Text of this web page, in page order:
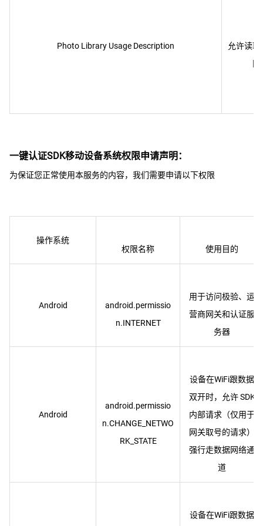
Photo Library Usage Description
允许读取
一键认证SDK移动设备系统权限申请声明：
为保证您正常使用本服务的内容，我们需要申请以下权限
操作系统
Android
android.permissio
n.INTERNET
用于访问极验、运
营商网关和认证服
Android
android.permissio
n.CHANGE_NETWO
RK_STATE
设备在WiFi跟数据
双开时，允许 SDK
内部请求（仅用于
网关取号的请求）
强行走数据网络通
设备在WiFi跟数据